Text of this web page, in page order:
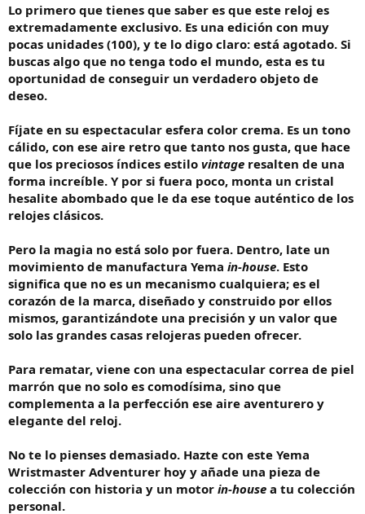
Lo primero que tienes que saber es que este reloj es
extremadamente exclusivo. Es una edición con muy
pocas unidades (100), y te lo digo claro: está agotado. Si
buscas algo que no tenga todo el mundo, esta es tu
oportunidad de conseguir un verdadero objeto de
deseo.
Fíjate en su espectacular esfera color crema. Es un tono
cálido, con ese aire retro que tanto nos gusta, que hace
que los preciosos índices estilo vintage resalten de una
forma increíble. Y por si fuera poco, monta un cristal
hesalite abombado que le da ese toque auténtico de los
relojes clásicos.
Pero la magia no está solo por fuera. Dentro, late un
movimiento de manufactura Yema in-house. Esto
significa que no es un mecanismo cualquiera; es el
corazón de la marca, diseñado y construido por ellos
mismos, garantizándote una precisión y un valor que
solo las grandes casas relojeras pueden ofrecer.
Para rematar, viene con una espectacular correa de piel
marrón que no solo es comodísima, sino que
complementa a la perfección ese aire aventurero y
elegante del reloj.
No te lo pienses demasiado. Hazte con este Yema
Wristmaster Adventurer hoy y añade una pieza de
colección con historia y un motor in-house a tu colección
personal.